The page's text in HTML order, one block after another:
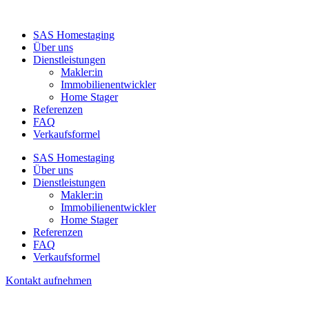
SAS Homestaging
Über uns
Dienstleistungen
Makler:in
Immobilienentwickler
Home Stager
Referenzen
FAQ
Verkaufsformel
SAS Homestaging
Über uns
Dienstleistungen
Makler:in
Immobilienentwickler
Home Stager
Referenzen
FAQ
Verkaufsformel
Kontakt aufnehmen